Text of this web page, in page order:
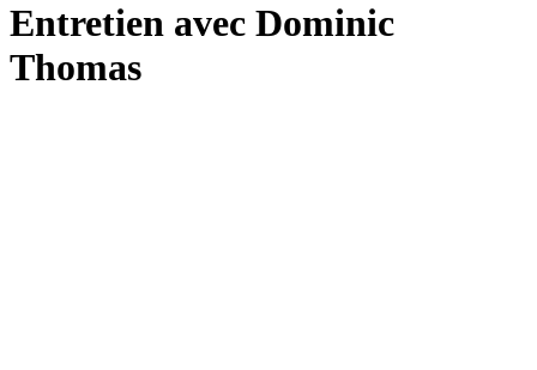
Entretien avec Dominic
Thomas